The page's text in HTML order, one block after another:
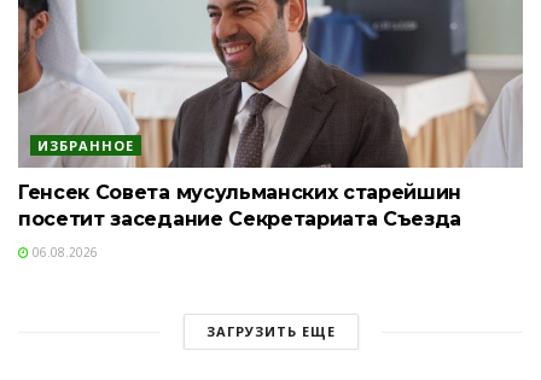
ИЗБРАННОЕ
Генсек Совета мусульманских старейшин
посетит заседание Секретариата Съезда
06.08.2026
ЗАГРУЗИТЬ ЕЩЕ